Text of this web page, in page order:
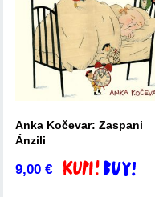
količina
Anka Kočevar: Zaspani
Ánzili
9,00€ Dodaj v košarico